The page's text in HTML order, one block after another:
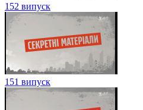
152 випуск
151 випуск